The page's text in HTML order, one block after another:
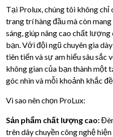
Tại Prolux, chúng tôi không
trang trí hàng đầu mà còn
sáng, giúp nâng cao chất
bạn. Với đội ngũ chuyên gia
tiên tiến và sự am hiểu sâu sắc
không gian của bạn thành một
góc nhìn và mỗi khoảnh khắc
Vì sao nên chọn ProLux:
Sản phẩm chất lượng cao:
trên dây chuyền công nghệ